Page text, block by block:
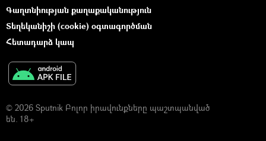
Գաղտնիության քաղաքականություն
Տեղեկանիշի (cookie) օգտագործման
Հետադարձ կապ
© 2026 Sputnik Բոլոր իրավունքները պաշտպանված
են. 18+